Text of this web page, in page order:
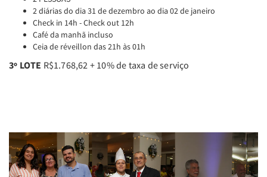
2 diárias do dia 31 de dezembro ao dia 02 de janeiro
Check in 14h - Check out 12h
Café da manhã incluso
Ceia de réveillon das 21h às 01h
3º LOTE R$1.768,62 + 10% de taxa de serviço